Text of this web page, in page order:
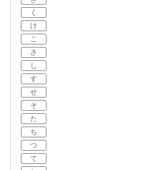
く
け
こ
さ
し
す
せ
そ
た
ち
つ
て